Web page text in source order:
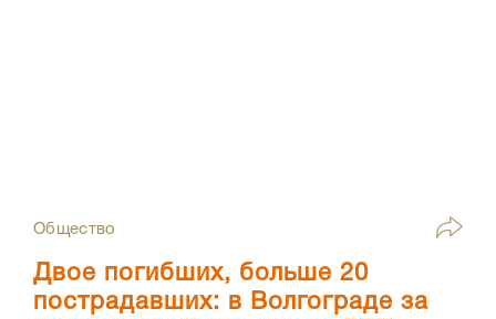
Общество
Двое погибших, больше 20
пострадавших: в Волгограде за